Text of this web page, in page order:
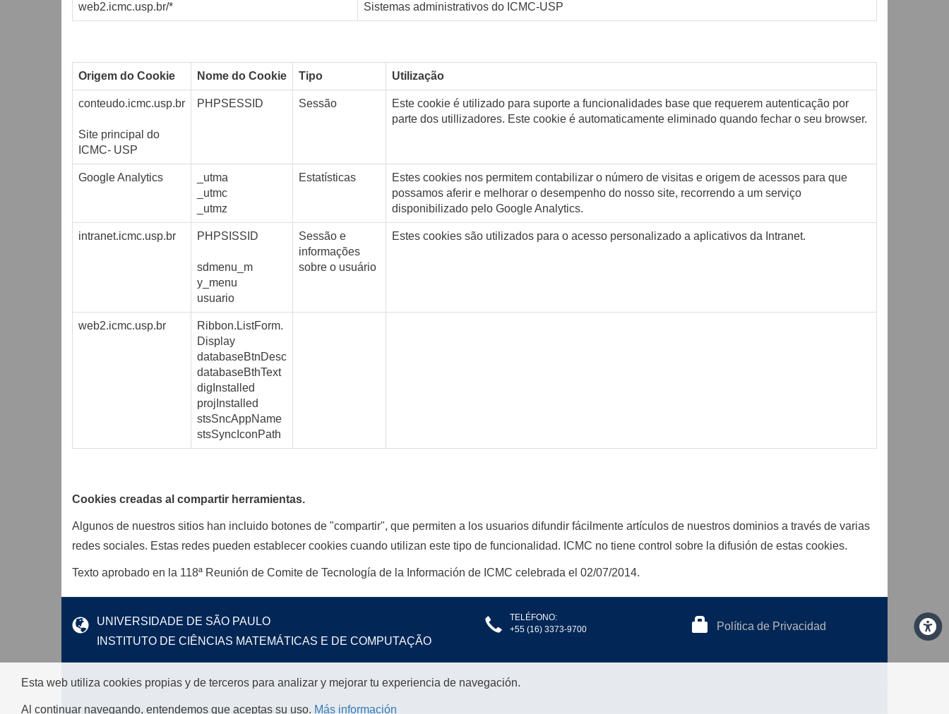
web2.icmc.usp.br/* Sistemas administrativos do ICMC-­USP
Origem do Cookie Nome do Cookie Tipo Utilização
conteudo.icmc.usp.br
Site principal do
ICMC- USP
PHPSESSID Sessão
Este cookie é utilizado para suporte a funcionalidades base que requerem autenticação por
parte dos utillizadores. Este cookie é automaticamente eliminado quando fechar o seu browser.
Google Analytics
_utma
_utmc
_utmz
Estatísticas
Estes cookies nos permitem contabilizar o número de visitas e origem de acessos para que
possamos aferir e melhorar o desempenho do nosso site, recorrendo a um serviço
disponibilizado pelo Google Analytics.
intranet.icmc.usp.br PHPSISSID
sdmenu_m
y_menu
usuario
Sessão e
informações
sobre o usuário
Estes cookies são utilizados para o acesso personalizado a aplicativos da Intranet.
web2.icmc.usp.br
Ribbon.ListForm.
Display
databaseBtnDesc
databaseBthText
digInstalled
projInstalled
stsSncAppName
stsSyncIconPath
Cookies creadas al compartir herramientas.
Algunos de nuestros sitios han incluido botones de "compartir", que permiten a los usuarios difundir fácilmente artículos de nuestros dominios a través de varias
redes sociales. Estas redes pueden establecer cookies cuando utilizan este tipo de funcionalidad. ICMC no tiene control sobre la difusión de estas cookies.
Texto aprobado en la 118ª Reunión de Comite de Tecnología de la Información de ICMC celebrada el 02/07/2014.
UNIVERSIDADE DE SÃO PAULO
INSTITUTO DE CIÊNCIAS MATEMÁTICAS E DE COMPUTAÇÃO
TELÉFONO:
+55 (16) 3373-9700
Política de Privacidad
Esta web utiliza cookies propias y de terceros para analizar y mejorar tu experiencia de navegación.
Al continuar navegando, entendemos que aceptas su uso. Más información